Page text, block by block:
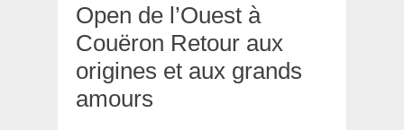
Open de l’Ouest à
Couëron Retour aux
origines et aux grands
amours